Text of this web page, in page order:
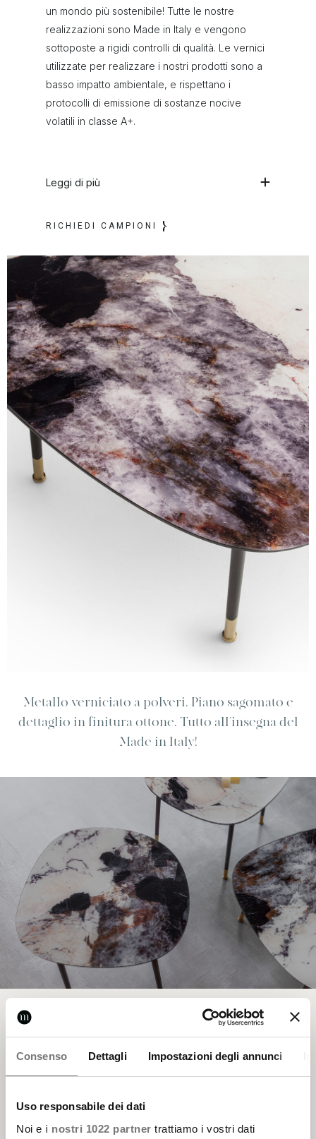
Consenso Dettagli Impostazioni degli annunci
Uso responsabile dei dati
Noi e i nostri 1022 partner trattiamo i vostri dati
un mondo più sostenibile! Tutte le nostre
realizzazioni sono Made in Italy e vengono
sottoposte a rigidi controlli di qualità. Le vernici
utilizzate per realizzare i nostri prodotti sono a
basso impatto ambientale, e rispettano i
protocolli di emissione di sostanze nocive
volatili in classe A+.
Leggi di più
RICHIEDI CAMPIONI
Metallo verniciato a polveri. Piano sagomato e
dettaglio in finitura ottone. Tutto all’insegna del
Made in Italy!
Cura del Prodotto